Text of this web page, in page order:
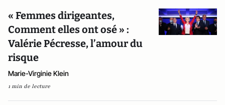
« Femmes dirigeantes,
Comment elles ont osé » :
Valérie Pécresse, l’amour du
risque
Marie-Virginie Klein
1 min de lecture